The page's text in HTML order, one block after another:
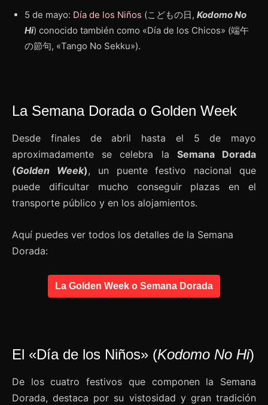
5 de mayo: Día de los Niños (こどもの日, Kodomo No
Hi) conocido también como «Día de los Chicos» (端午
の節句, «Tango No Sekku»).
La Semana Dorada o Golden Week
Desde finales de abril hasta el 5 de mayo
aproximadamente se celebra la Semana Dorada
(Golden Week), un puente festivo nacional que
puede dificultar mucho conseguir plazas en el
transporte público y en los alojamientos.
Aquí puedes ver todos los detalles de la Semana
Dorada:
La Golden Week o Semana Dorada
El «Día de los Niños» (Kodomo No Hi)
De los cuatro festivos que componen la Semana
Dorada, destaca por su vistosidad y gran tradición